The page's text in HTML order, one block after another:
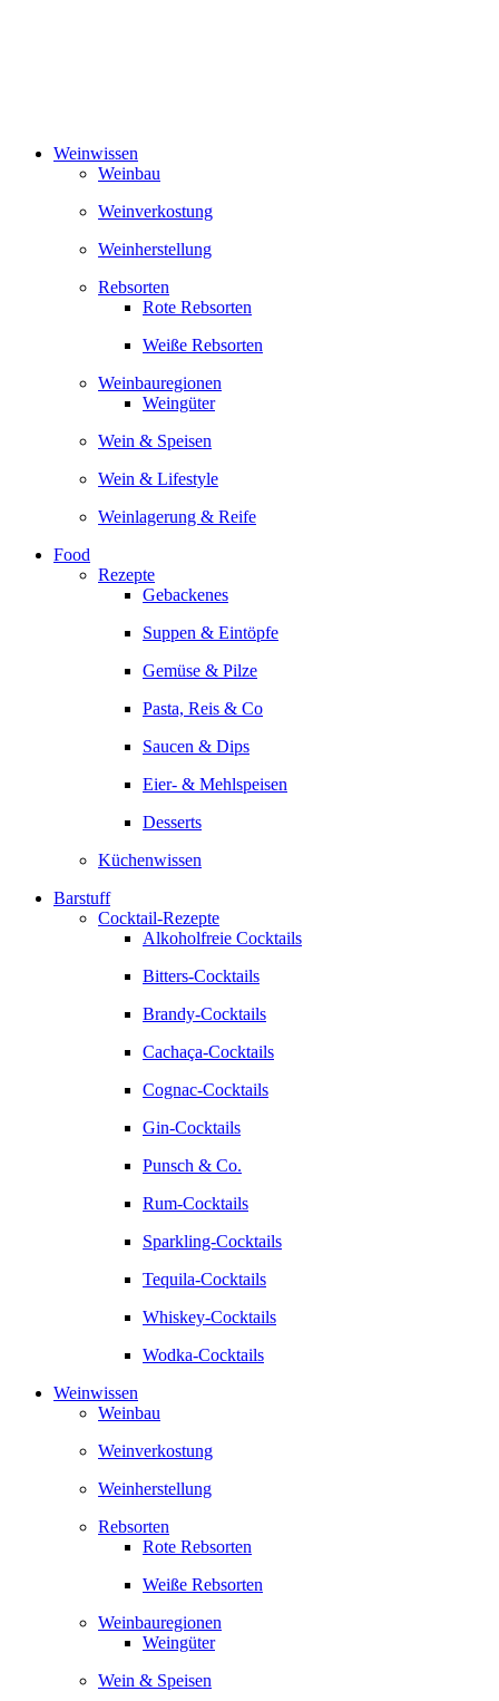
Weinwissen
Weinbau
Weinverkostung
Weinherstellung
Rebsorten
Rote Rebsorten
Weiße Rebsorten
Weinbauregionen
Weingüter
Wein & Speisen
Wein & Lifestyle
Weinlagerung & Reife
Food
Rezepte
Gebackenes
Suppen & Eintöpfe
Gemüse & Pilze
Pasta, Reis & Co
Saucen & Dips
Eier- & Mehlspeisen
Desserts
Küchenwissen
Barstuff
Cocktail-Rezepte
Alkoholfreie Cocktails
Bitters-Cocktails
Brandy-Cocktails
Cachaça-Cocktails
Cognac-Cocktails
Gin-Cocktails
Punsch & Co.
Rum-Cocktails
Sparkling-Cocktails
Tequila-Cocktails
Whiskey-Cocktails
Wodka-Cocktails
Weinwissen
Weinbau
Weinverkostung
Weinherstellung
Rebsorten
Rote Rebsorten
Weiße Rebsorten
Weinbauregionen
Weingüter
Wein & Speisen